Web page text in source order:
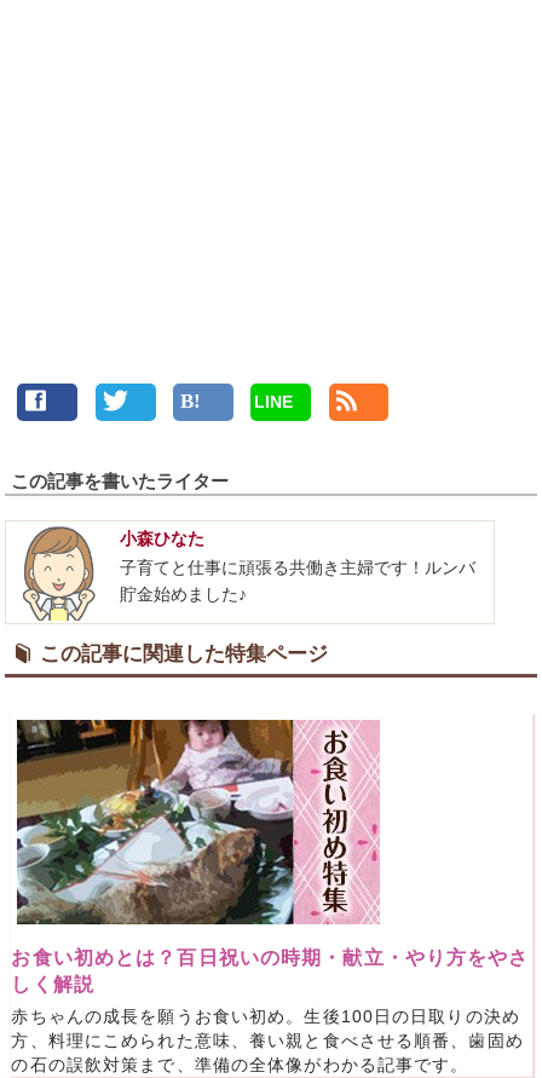
LINE
この記事を書いたライター
小森ひなた
子育てと仕事に頑張る共働き主婦です！ルンバ
貯金始めました♪
この記事に関連した特集ページ
お食い初めとは？百日祝いの時期・献立・やり方をやさ
しく解説
赤ちゃんの成長を願うお食い初め。生後100日の日取りの決め
方、料理にこめられた意味、養い親と食べさせる順番、歯固め
の石の誤飲対策まで、準備の全体像がわかる記事です。